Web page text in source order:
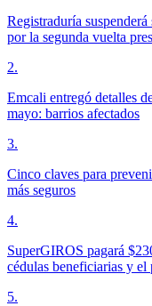
Registraduría
por la segunda vuelta
2.
Emcali entregó detalles
mayo: barrios afectados
3.
Cinco claves para
más seguros
4.
SuperGIROS pagará
cédulas beneficiarias y
5.